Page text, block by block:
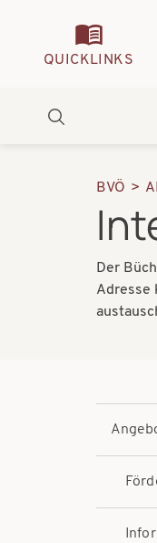
QUICKLINKS
Suche
BVÖ
Der
Adresse